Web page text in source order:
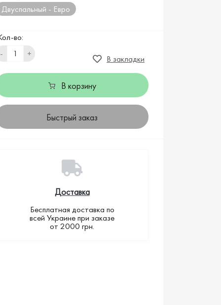
Двуспальный - Евро
во:
-
+
В закладки
В корзину
Быстрый заказ
Доставка
Бесплатная доставка по
всей Украине при заказе
от 2000 грн.